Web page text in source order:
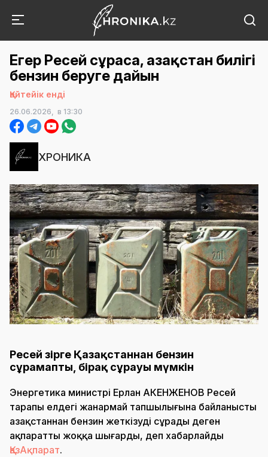
Егер Ресей сұраса, Қазақстан билігі
бензин беруге дайын
Қайтейік енді
26.06.2026, в 13:30
ХРОНИКА
Ресей әзірге Қазақстаннан бензин
сұрамапты, бірақ сұрауы мүмкін
Энергетика министрі Ерлан АҚКЕНЖЕНОВ Ресей
тарапы елдегі жанармай тапшылығына байланысты
Қазақстаннан бензин жеткізуді сұрады деген
ақпаратты жоққа шығарды, деп хабарлайды
ҚазАқпарат.